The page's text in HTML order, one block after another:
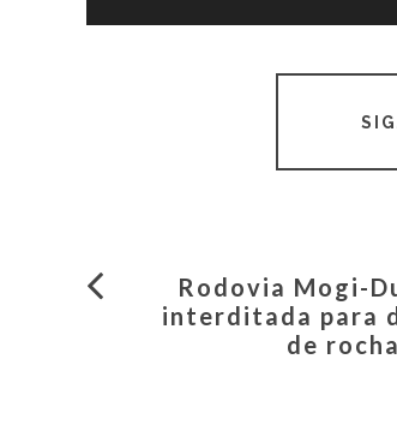
Rodovia Mogi-
interditada para
de rocha